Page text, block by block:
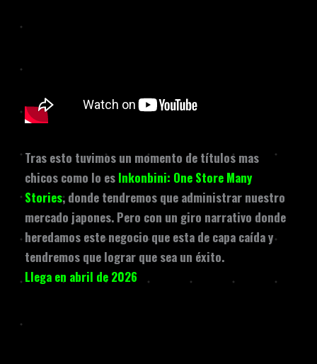
Tras esto tuvimos un momento de títulos mas
chicos como lo es Inkonbini: One Store Many
Stories, donde tendremos que administrar nuestro
mercado japones. Pero con un giro narrativo donde
heredamos este negocio que esta de capa caída y
tendremos que lograr que sea un éxito.
Llega en abril de 2026